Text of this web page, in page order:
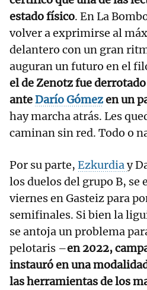
estado físico. En La
volver a exprimirse al
delantero con un gran
auguran un futuro en el
el de Zenotz fue
anteDarío Gómezen un
hay marcha atrás. Les
caminan sin red. Todo o
Por su parte, Ezkurdiay
los duelos del grupo B, se
viernes en Gasteiz para
semifinales. Si bien la
se antoja un problema
pelotaris –en 2022,
instauró en una
las herramientas de los